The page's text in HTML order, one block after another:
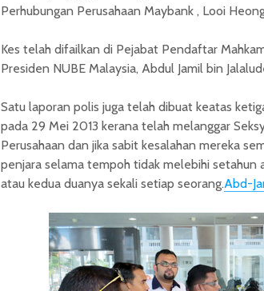
Perhubungan Perusahaan Maybank , Looi
Kes telah difailkan di Pejabat Pendaftar
Presiden NUBE Malaysia, Abdul Jamil bin
Satu laporan polis juga telah dibuat keatas
pada 29 Mei 2013 kerana telah melanggar
Perusahaan dan jika sabit kesalahan mereka
penjara selama tempoh tidak melebihi setahun
atau kedua duanya sekali setiap seorang.Abd-